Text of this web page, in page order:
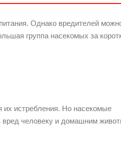
Однако вредителей
группа насекомых за
истребления. Но насекомые
вред человеку и домашним